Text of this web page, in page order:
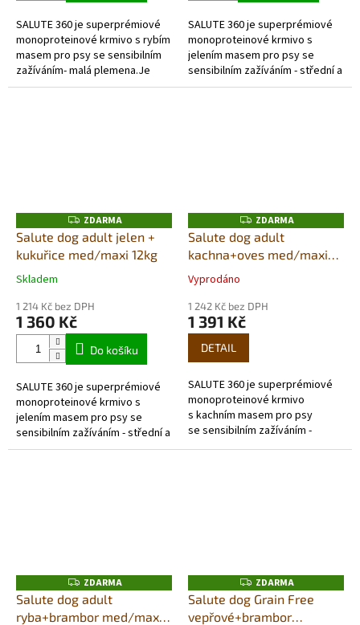
hvězdiček.
SALUTE 360 je superprémiové
monoproteinové krmivo s rybím
masem pro psy se sensibilním
zažíváním- malá plemena.Je
výjimečné použitím jediného
hvězdiček.
SALUTE 360 je superprémiové
monoproteinové krmivo s
jelením masem pro psy se
sensibilním zažíváním - střední a
velká plemena. Je výjimečné
Z
D
A
R
ZDARMA
Salute dog adult jelen +
kukuřice med/maxi 12kg
Průměrné
produktu
je
hvězdiček.
Skladem
1 214 Kč bez DPH
1 360 Kč
Do košíku
SALUTE 360 je superprémiové
monoproteinové krmivo s
jelením masem pro psy se
sensibilním zažíváním - střední a
velká plemena. Je výjimečné
Z
D
A
R
ZDARMA
Salute dog adult
kachna+oves med­/maxi
Průměrné
produktu
je
hvězdiček.
Vyprodáno
1 242 Kč bez DPH
1 391 Kč
DETAIL
SALUTE 360 je superprémiové
monoproteinové krmivo
s kachním masem pro psy
se sensibilním zažíváním -
střední a velká plemena. Je
Z
D
A
R
ZDARMA
Salute dog adult
ryba+brambor med/maxi
Z
D
A
R
ZDARMA
Salute dog Grain Free
vepřové+brambor